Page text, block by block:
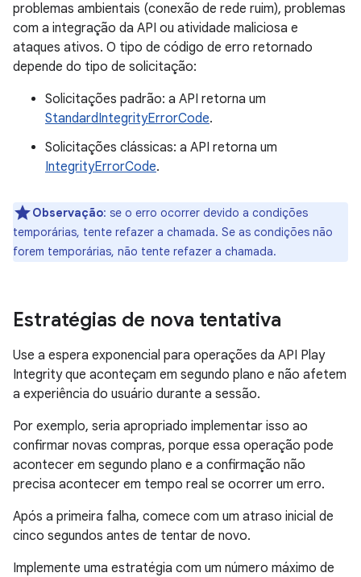
problemas ambientais (conexão de rede ruim), problemas
com a integração da API ou atividade maliciosa e
ataques ativos. O tipo de código de erro retornado
depende do tipo de solicitação:
Solicitações padrão: a API retorna um
StandardIntegrityErrorCode.
Solicitações clássicas: a API retorna um
IntegrityErrorCode.
Observação: se o erro ocorrer devido a condições
temporárias, tente refazer a chamada. Se as condições não
forem temporárias, não tente refazer a chamada.
Estratégias de nova tentativa
Use a espera exponencial para operações da API Play
Integrity que aconteçam em segundo plano e não afetem
a experiência do usuário durante a sessão.
Por exemplo, seria apropriado implementar isso ao
confirmar novas compras, porque essa operação pode
acontecer em segundo plano e a confirmação não
precisa acontecer em tempo real se ocorrer um erro.
Após a primeira falha, comece com um atraso inicial de
cinco segundos antes de tentar de novo.
Implemente uma estratégia com um número máximo de